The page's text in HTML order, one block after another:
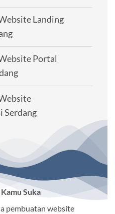
Landing
Portal
Serdang
Suka
pembuatan website